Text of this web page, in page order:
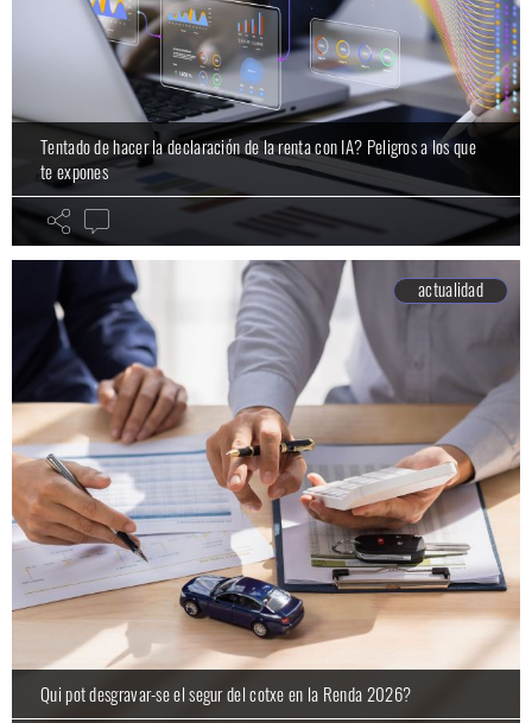
Tentado de hacer la declaración de la renta con IA? Peligros a los que
te expones
actualidad
Qui pot desgravar-se el segur del cotxe en la Renda 2026?